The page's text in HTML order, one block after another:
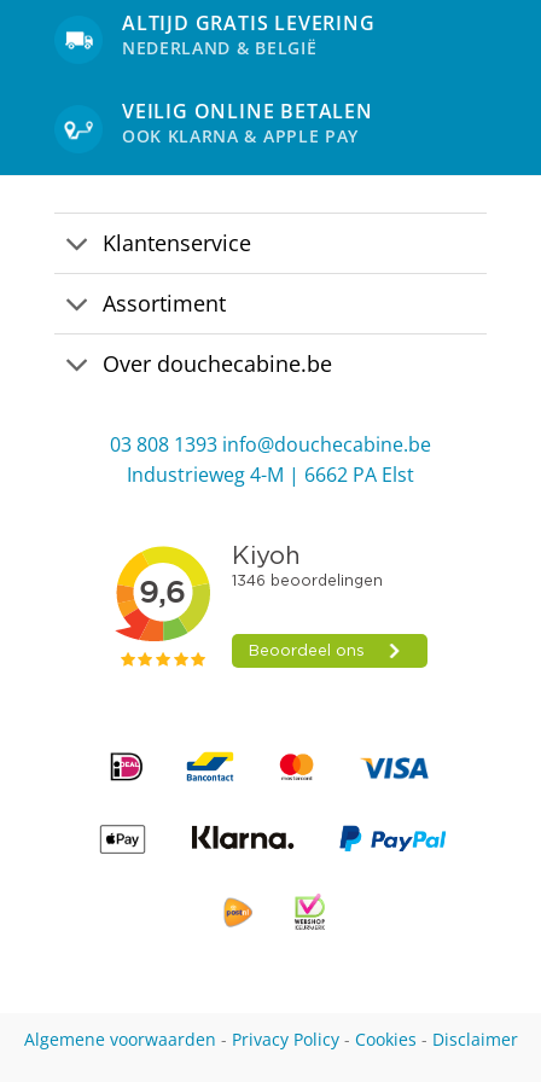
ALTIJD GRATIS LEVERING
NEDERLAND & BELGIË
VEILIG ONLINE BETALEN
OOK KLARNA & APPLE PAY
Klantenservice
Assortiment
Over douchecabine.be
03 808 1393 info@douchecabine.be
Industrieweg 4-M | 6662 PA Elst
Algemene voorwaarden - Privacy Policy- Cookies - Disclaimer